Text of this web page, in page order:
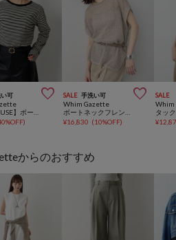
可 
)
SALE 手洗い可 
Whim Gazette
¥16,830 (10%OFF)
SALE
Whim
¥
からのおすすめ